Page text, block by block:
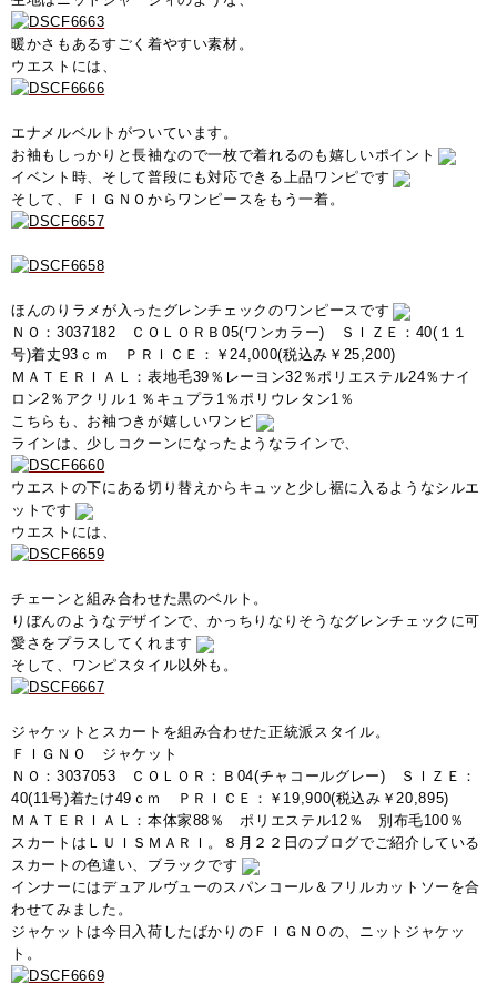
暖かさもあるすごく着やすい素材。
ウエストには、
エナメルベルトがついています。
お袖もしっかりと長袖なので一枚で着れるのも嬉しいポイント
イベント時、そして普段にも対応できる上品ワンピです
そして、ＦＩＧＮＯからワンピースをもう一着。
ほんのりラメが入ったグレンチェックのワンピースです
ＮＯ：3037182 ＣＯＬＯＲＢ05(ワンカラー) ＳＩＺＥ：40(１１
号)着丈93ｃｍ ＰＲＩＣＥ：￥24,000(税込み￥25,200)
ＭＡＴＥＲＩＡＬ：表地毛39％レーヨン32％ポリエステル24％ナイ
ロン2％アクリル１％キュプラ1％ポリウレタン1％
こちらも、お袖つきが嬉しいワンピ
ラインは、少しコクーンになったようなラインで、
ウエストの下にある切り替えからキュッと少し裾に入るようなシルエ
ットです
ウエストには、
チェーンと組み合わせた黒のベルト。
りぼんのようなデザインで、かっちりなりそうなグレンチェックに可
愛さをプラスしてくれます
そして、ワンピスタイル以外も。
ジャケットとスカートを組み合わせた正統派スタイル。
ＦＩＧＮＯ ジャケット
ＮＯ：3037053 ＣＯＬＯＲ：Ｂ04(チャコールグレー) ＳＩＺＥ：
40(11号)着たけ49ｃｍ ＰＲＩＣＥ：￥19,900(税込み￥20,895)
ＭＡＴＥＲＩＡＬ：本体家88％ ポリエステル12％ 別布毛100％
スカートはＬＵＩＳＭＡＲＩ。８月２２日のブログでご紹介している
スカートの色違い、ブラックです
インナーにはデュアルヴューのスパンコール＆フリルカットソーを合
わせてみました。
ジャケットは今日入荷したばかりのＦＩＧＮＯの、ニットジャケッ
ト。